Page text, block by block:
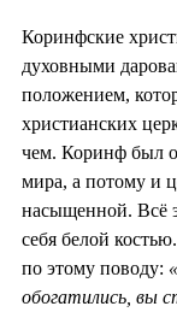
Коринфские
духовными
положением,
христианских
чем. Коринф был
мира, а потому и
насыщенной. Всё
себя белой
по этому поводу:
обогатились, вы